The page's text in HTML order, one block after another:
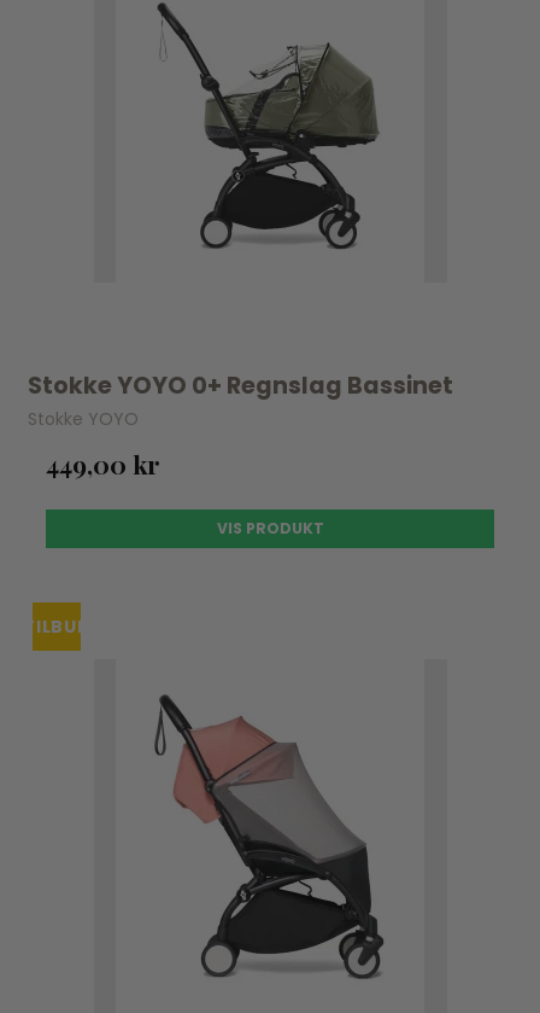
Stokke YOYO 0+ Regnslag Bassinet
Stokke YOYO
449,00 kr
VIS PRODUKT
TILBUD